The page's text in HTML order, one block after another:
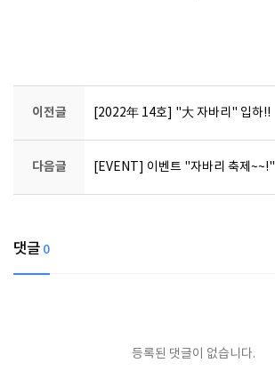
이전글 [2022年 14호] "大 자바리" 입하!!
다음글 [EVENT] 이벤트 "자바리 축제~~!"
댓글 0
등록된 댓글이 없습니다.